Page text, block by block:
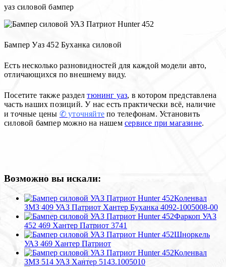
уаз силовой бампер
Бампер Уаз 452 Буханка силовой
Есть несколько разновидностей для каждой модели авто,
отличающихся по внешнему виду.
Посетите также разделтюнинг уаз, в котором представлена
часть наших позиций. У нас есть практически всё, наличие
и точные цены ✆ уточняйте по телефонам. Установить
силовой бампер можно на нашем сервисе при магазине.
Возможно вы искали:
Коленвал
ЗМЗ 409 УАЗ Патриот Хантер Буханка 4092-1005008-00
Фаркоп УАЗ
452 469 Хантер Патриот 3741
Шноркель
УАЗ 469 Хантер Патриот
Коленвал
ЗМЗ 514 УАЗ Хантер 5143.1005010